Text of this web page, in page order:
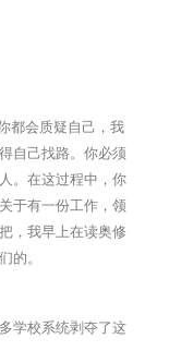
都会质疑自己，我
自己找路。你必须
。在这过程中，你
于有一份工作，领
，我早上在读奥修
的。
学校系统剥夺了这